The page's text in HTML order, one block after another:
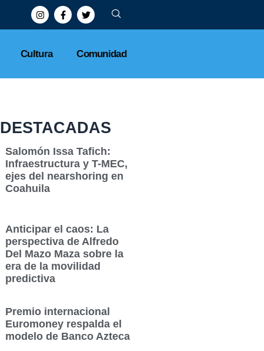
Cultura Comunidad
DESTACADAS
Salomón Issa Tafich:
Infraestructura y T-MEC,
ejes del nearshoring en
Coahuila
Anticipar el caos: La
perspectiva de Alfredo
Del Mazo Maza sobre la
era de la movilidad
predictiva
Premio internacional
Euromoney respalda el
modelo de Banco Azteca